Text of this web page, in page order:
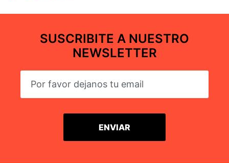
SUSCRIBITE A NUESTRO
NEWSLETTER